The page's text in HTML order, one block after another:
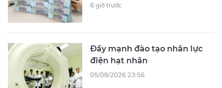
6 giờ trước
Đẩy mạnh đào tạo nhân lực
điện hạt nhân
05/08/2026 23:56